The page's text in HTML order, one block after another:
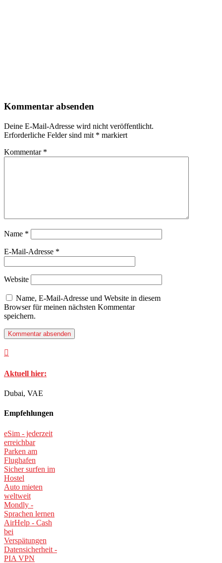
Kommentar absenden
Deine E-Mail-Adresse wird nicht veröffentlicht.
Erforderliche Felder sind mit * markiert
Kommentar *
Name *
E-Mail-Adresse *
Website
Name, E-Mail-Adresse und Website in diesem
Browser für meinen nächsten Kommentar
speichern.

Aktuell hier:
Dubai, VAE
Empfehlungen
eSim - jederzeit
erreichbar
Parken am
Flughafen
Sicher surfen im
Hostel
Auto mieten
weltweit
Mondly -
Sprachen lernen
AirHelp - Cash
bei
Verspätungen
Datensicherheit -
PIA VPN